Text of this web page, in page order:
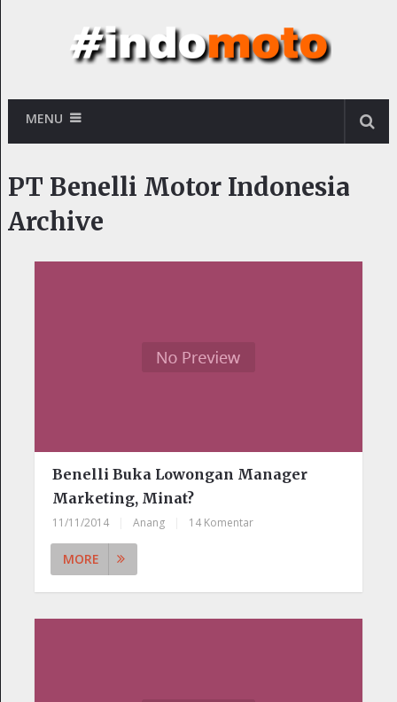
MENU
PT Benelli Motor Indonesia
Archive
Benelli Buka Lowongan Manager
Marketing, Minat?
11/11/2014 Anang 14 Komentar
MORE